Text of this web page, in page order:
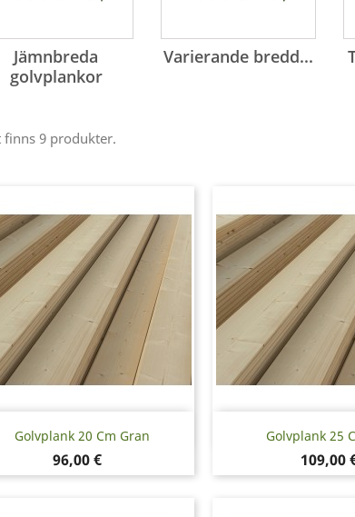
Jämnbreda
golvplankor
Varierande bredd...
finns 9 produkter.
Golvplank 20 Cm Gran
Pris
96,00 €
Snabbvy Golvplank 25
Pris
109,00
